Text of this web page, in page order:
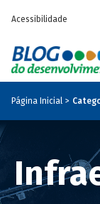
Acessibilidade
Página Inicial